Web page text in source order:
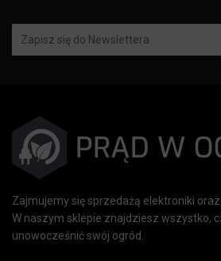
Zajmujemy się sprzedażą elektroniki
W naszym sklepie znajdziesz wszystko,
unowocześnić swój ogród.